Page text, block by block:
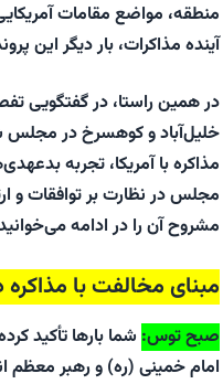
منطقه، مواضع مقامات
آینده مذاکرات، بار دیگر این
در همین راستا، در گفتگویی
خلیل‌آباد و کوهسرخ در مجلس
مذاکره با آمریکا، تجربه
مجلس در نظارت بر توافقات و
مشروح آن را در ادامه
مبنای مخالفت با مذاکره
صبح توس: شما بارها تأکید
امام خمینی (ره) و رهبر معظم